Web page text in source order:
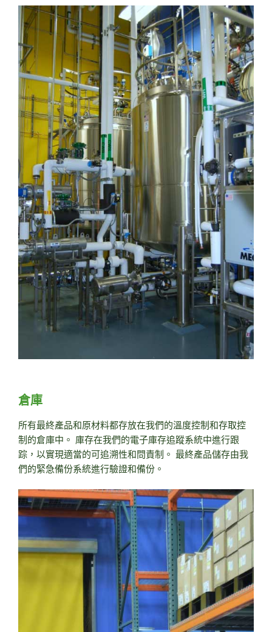
倉庫
所有最終產品和原材料都存放在我們的溫度控制和存取控
制的倉庫中。 庫存在我們的電子庫存追蹤系統中進行跟
踪，以實現適當的可追溯性和問責制。 最終產品儲存由我
們的緊急備份系統進行驗證和備份。